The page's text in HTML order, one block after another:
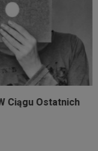
Ciągu Ostatnich